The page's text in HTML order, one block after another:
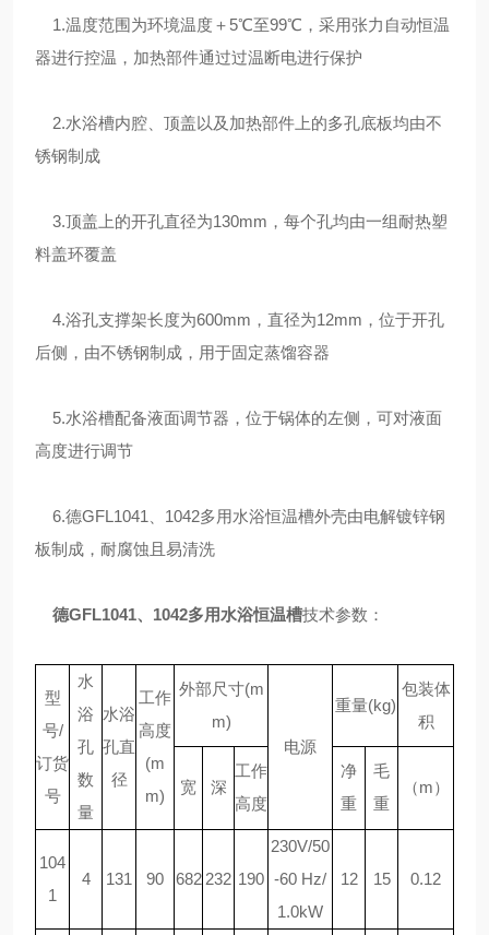
1.温度范围为环境温度＋5℃至99℃，采用张力自动恒温
器进行控温，加热部件通过过温断电进行保护
2.水浴槽内腔、顶盖以及加热部件上的多孔底板均由不
锈钢制成
3.顶盖上的开孔直径为130mm，每个孔均由一组耐热塑
料盖环覆盖
4.浴孔支撑架长度为600mm，直径为12mm，位于开孔
后侧，由不锈钢制成，用于固定蒸馏容器
5.水浴槽配备液面调节器，位于锅体的左侧，可对液面
高度进行调节
6.德GFL1041、1042多用水浴恒温槽外壳由电解镀锌钢
板制成，耐腐蚀且易清洗
德GFL1041、1042多用水浴恒温槽技术参数：
型
号/
订货
号
水
浴
孔
数
量
水浴
孔直
径
工作
高度
(m
m)
外部尺寸(m
m)
电源
重量(kg)
包装体
积
宽 深
工作
高度
净
重
毛
重
（m）
104
1
4 131 90 682 232 190
230V/50
-60 Hz/
1.0kW
12 15 0.12